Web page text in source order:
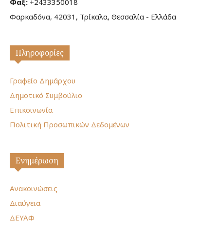
Φαρκαδόνα, 42031, Τρίκαλα, Θεσσαλία - Ελλάδα
Πληροφορίες
Γραφείο Δημάρχου
Δημοτικό Συμβούλιο
Επικοινωνία
Πολιτική Προσωπικών Δεδομένων
Ενημέρωση
Ανακοινώσεις
Διαύγεια
ΔΕΥΑΦ